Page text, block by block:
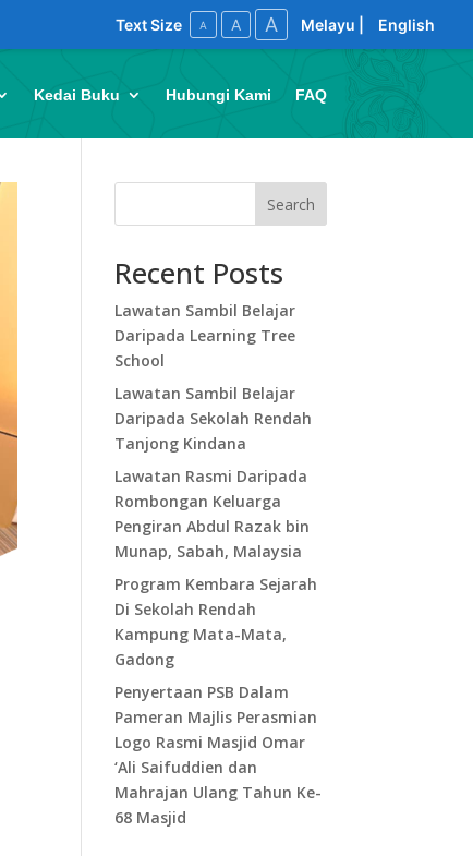
Text Size A A A Melayu English
Kedai Buku Hubungi Kami FAQ
Search
Recent Posts
Lawatan Sambil Belajar
Daripada Learning Tree
School
Lawatan Sambil Belajar
Daripada Sekolah Rendah
Tanjong Kindana
Lawatan Rasmi Daripada
Rombongan Keluarga
Pengiran Abdul Razak bin
Munap, Sabah, Malaysia
Program Kembara Sejarah
Di Sekolah Rendah
Kampung Mata-Mata,
Gadong
Penyertaan PSB Dalam
Pameran Majlis Perasmian
Logo Rasmi Masjid Omar
‘Ali Saifuddien dan
Mahrajan Ulang Tahun Ke-
68 Masjid